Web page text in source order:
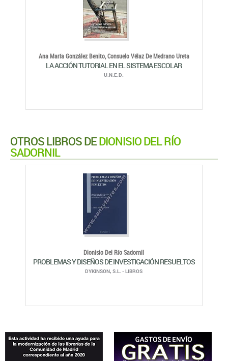
Ana María González Benito,Consuelo Vélaz De Medrano Ureta
LA ACCIÓN TUTORIAL EN EL SISTEMA ESCOLAR
U.N.E.D.
OTROS LIBROS DEDIONISIO DEL RÍO
SADORNIL
Dionisio Del Río Sadornil
PROBLEMAS Y DISEÑOS DE INVESTIGACIÓN RESUELTOS
DYKINSON, S.L. - LIBROS